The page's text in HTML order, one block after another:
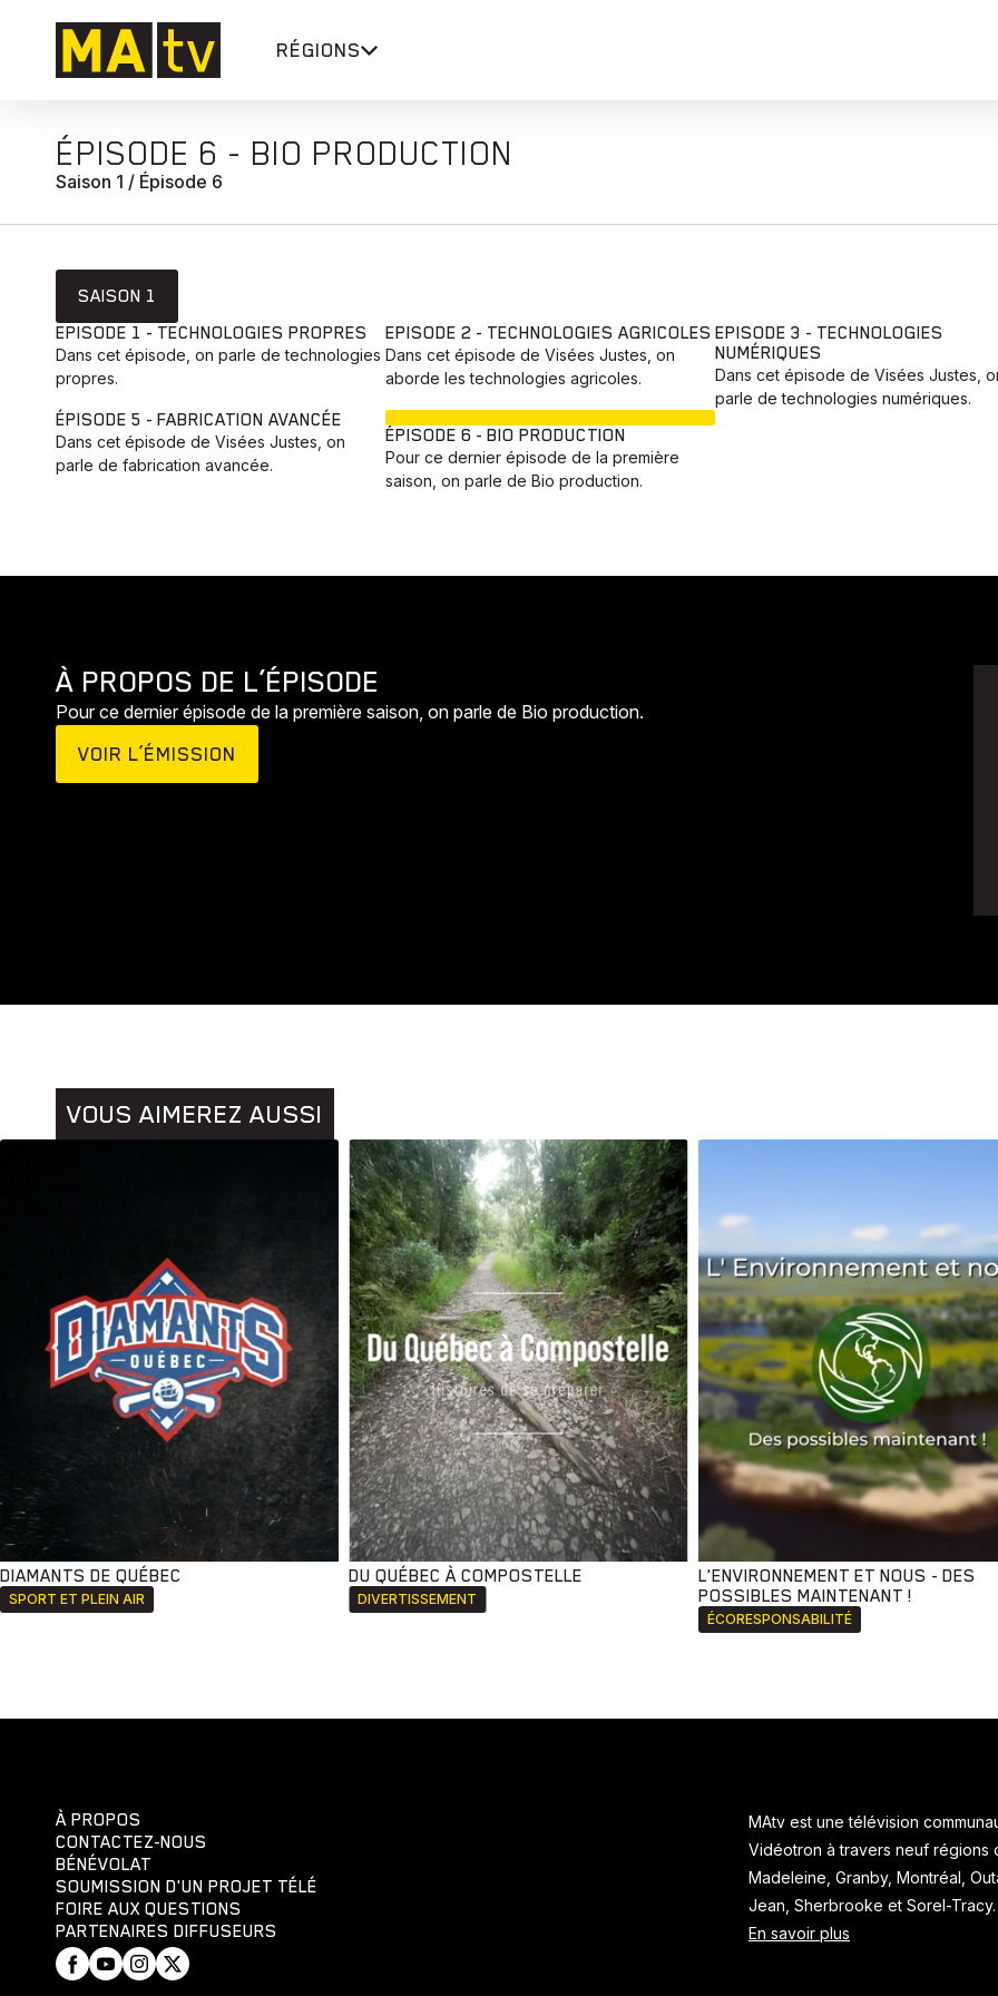
RÉGIONS
Histoires Pêche Santé Sport
ÉPISODE 6 - BIO PRODUCTION
Saison 1 / Épisode 6
SAISON 1
EPISODE 1 - TECHNOLOGIES PROPRES
Dans cet épisode, on parle de technologies
propres.
EPISODE 2 - TECHNOLOGIES AGRICOLES
Dans cet épisode de Visées Justes, on
aborde les technologies agricoles.
EPISODE 3 - TECHNOLOGIES
NUMÉRIQUES
Dans cet épisode de Visées Justes,
parle de technologies numériques.
ÉPISODE 5 - FABRICATION AVANCÉE
Dans cet épisode de Visées Justes, on
parle de fabrication avancée.
ÉPISODE 6 - BIO PRODUCTION
Pour ce dernier épisode de la première
saison, on parle de Bio production.
À PROPOS DE L’ÉPISODE
Pour ce dernier épisode de la première saison, on parle de Bio production.
VOIR L’ÉMISSION
VOUS AIMEREZ AUSSI
DIAMANTS DE QUÉBEC
SPORT ET PLEIN AIR
DU QUÉBEC À COMPOSTELLE
DIVERTISSEMENT
L'ENVIRONNEMENT ET NOUS - DES
POSSIBLES MAINTENANT !
ÉCORESPONSABILITÉ
À PROPOS
CONTACTEZ-NOUS
BÉNÉVOLAT
SOUMISSION D'UN PROJET TÉLÉ
FOIRE AUX QUESTIONS
PARTENAIRES DIFFUSEURS
MAtv est une télévision
Vidéotron à travers neuf régions
Madeleine, Granby, Montréal,
Jean, Sherbrooke et Sorel-
En savoir plus